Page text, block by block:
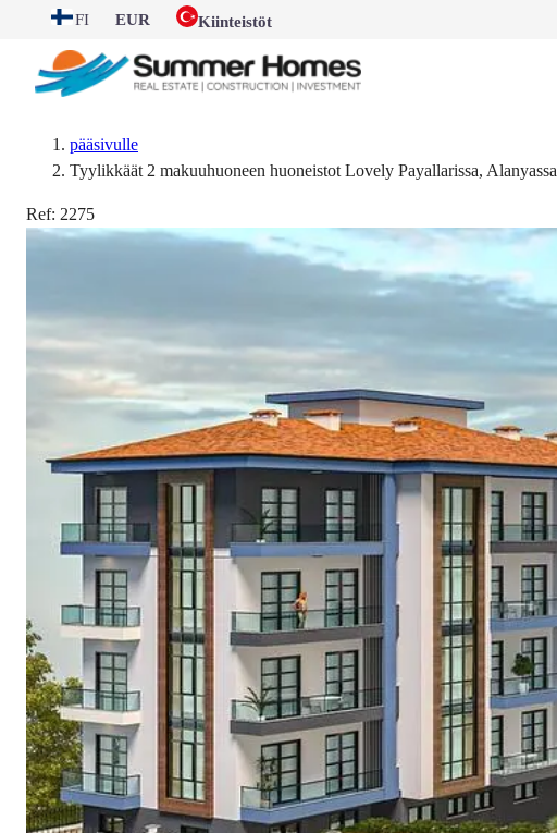
FI EUR Kiinteistöt
pääsivulle
Tyylikkäät 2 makuuhuoneen huoneistot Lovely Payallarissa, Alanyassa
Ref: 2275